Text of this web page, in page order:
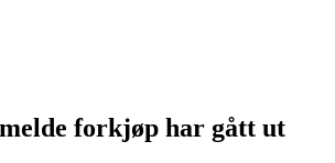
forkjøp har gått ut